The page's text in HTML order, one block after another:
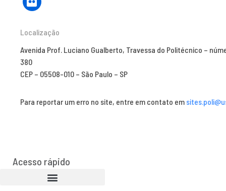
Localização
Avenida Prof. Luciano Gualberto, Travessa do Politécnico –
380
CEP – 05508-010 – São Paulo – SP
Para reportar um erro no site, entre em contato em
Acesso rápido